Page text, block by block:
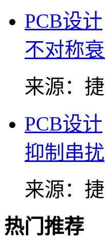
PCB设计
不对称
来源：
PCB设计
抑制串扰
来源：
热门推荐